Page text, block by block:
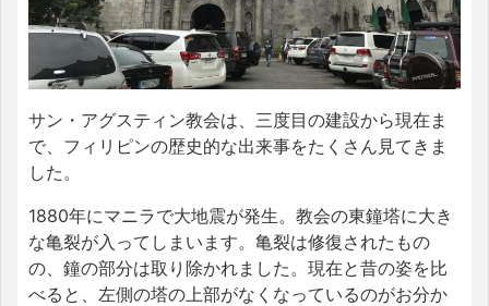
サン・アグスティン教会は、三度目の建設から現在ま
で、フィリピンの歴史的な出来事をたくさん見てきま
した。
1880年にマニラで大地震が発生。教会の東鐘塔に大き
な亀裂が入ってしまいます。亀裂は修復されたもの
の、鐘の部分は取り除かれました。現在と昔の姿を比
べると、左側の塔の上部がなくなっているのがお分か